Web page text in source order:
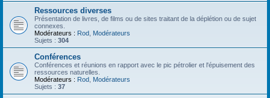
Ressources diverses
Présentation de livres, de films ou de sites traitant de la déplétion ou de sujet
connexes.
Modérateurs : Rod Modérateurs
Sujets : 304
Conférences
Conférences et réunions en rapport avec le pic pétrolier et l'épuisement des
ressources naturelles.
Modérateurs : Rod Modérateurs
Sujets : 37